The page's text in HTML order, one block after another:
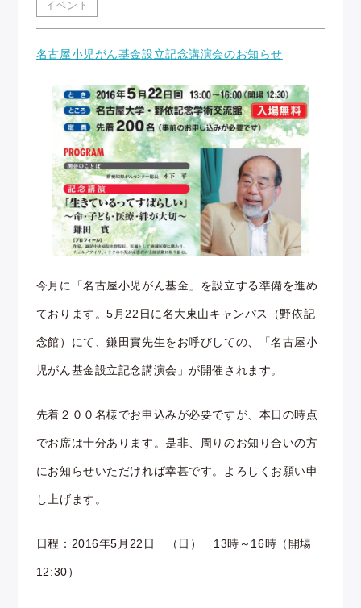
イベント
名古屋小児がん基金設立記念講演会のお知らせ
今月に「名古屋小児がん基金」を設立する準備を進め
ております。5月22日に名大東山キャンパス（野依記
念館）にて、鎌田實先生をお呼びしての、「名古屋小
児がん基金設立記念講演会」が開催されます。
先着２００名様でお申込みが必要ですが、本日の時点
でお席は十分あります。是非、周りのお知り合いの方
にお知らせいただければ幸甚です。よろしくお願い申
し上げます。
日程：2016年5月22日 （日） 13時～16時（開場
12:30）